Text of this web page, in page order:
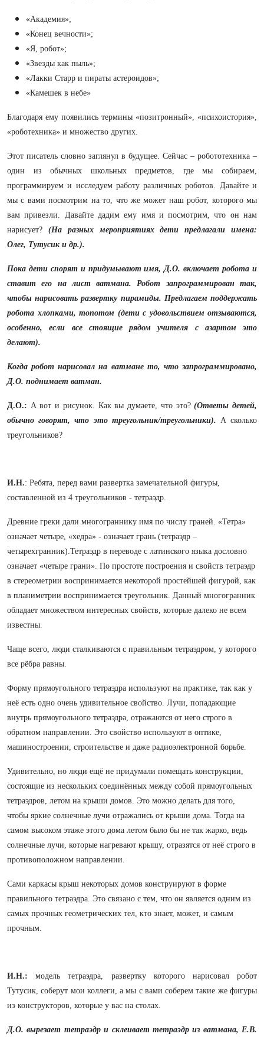
«Академия»;
«Конец вечности»;
«Я, робот»;
«Звезды как пыль»;
«Лакки Старр и пираты астероидов»;
«Камешек в небе»
Благодаря ему появились термины «позитронный», «психоистория»,
«роботехника» и множество других.
Этот писатель словно заглянул в будущее. Сейчас – робототехника –
один из обычных школьных предметов, где мы собираем,
программируем и исследуем работу различных роботов. Давайте и
мы с вами посмотрим на то, что же может наш робот, которого мы
вам привезли. Давайте дадим ему имя и посмотрим, что он нам
нарисует? (На разных мероприятиях дети предлагали имена:
Олег, Тутусик и др.).
Пока дети спорят и придумывают имя, Д.О. включает робота и
ставит его на лист ватмана. Робот запрограммирован так,
чтобы нарисовать развертку пирамиды. Предлагаем поддержать
робота хлопками, топотом (дети с удовольствием отзываются,
особенно, если все стоящие рядом учителя с азартом это
делают).
Когда робот нарисовал на ватмане то, что запрограммировано,
Д.О. поднимает ватман.
Д.О.: А вот и рисунок. Как вы думаете, что это?(Ответы детей,
обычно говорят, что это треугольник/треугольники). А сколько
треугольников?
И.Н.: Ребята, перед вами развертка замечательной фигуры,
составленной из 4 треугольников - тетраэдр.
Древние греки дали многограннику имя по числу граней. «Тетра»
означает четыре, «хедра» - означает грань (тетраэдр –
четырехгранник).Тетраэдр в переводе с латинского языка дословно
означает «четыре грани». По простоте построения и свойств тетраэдр
в стереометрии воспринимается некоторой простейшей фигурой, как
в планиметрии воспринимается треугольник. Данный многогранник
обладает множеством интересных свойств, которые далеко не всем
известны.
Чаще всего, люди сталкиваются с правильным тетраэдром, у которого
все рёбра равны.
Форму прямоугольного тетраэдра используют на практике, так как у
неё есть одно очень удивительное свойство. Лучи, попадающие
внутрь прямоугольного тетраэдра, отражаются от него строго в
обратном направлении. Это свойство используют в оптике,
машиностроении, строительстве и даже радиоэлектронной борьбе.
Удивительно, но люди ещё не придумали помещать конструкции,
состоящие из нескольких соединённых между собой прямоугольных
тетраэдров, летом на крыши домов. Это можно делать для того,
чтобы яркие солнечные лучи отражались от крыши дома. Тогда на
самом высоком этаже этого дома летом было бы не так жарко, ведь
солнечные лучи, которые нагревают крышу, отразятся от неё строго в
противоположном направлении.
Сами каркасы крыш некоторых домов конструируют в форме
правильного тетраэдра. Это связано с тем, что он является одним из
самых прочных геометрических тел, кто знает, может, и самым
прочным.
И.Н.: модель тетраэдра, развертку которого нарисовал робот
Тутусик, соберут мои коллеги, а мы с вами соберем такие же фигуры
из конструкторов, которые у вас на столах.
Д.О. вырезает тетраэдр и склеивает тетраэдр из ватмана, Е.В.